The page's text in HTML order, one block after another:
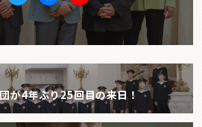
TwitterfacebookYoutube
が4年ぶり25回目の来日！